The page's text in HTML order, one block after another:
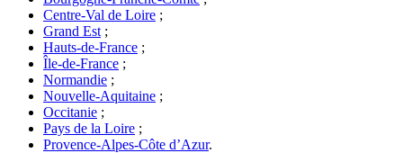
Centre-Val de Loire ;
Grand Est ;
Hauts-de-France ;
Île-de-France ;
Normandie ;
Nouvelle-Aquitaine ;
Occitanie ;
Pays de la Loire ;
Provence-Alpes-Côte d’Azur.